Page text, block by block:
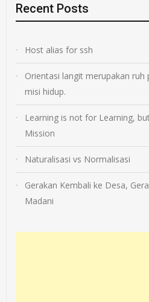
Recent Posts
Host alias for ssh
Orientasi langit merupakan
misi hidup.
Learning is not for Learning,
Mission
Naturalisasi vs Normalisasi
Gerakan Kembali ke Desa,
Madani